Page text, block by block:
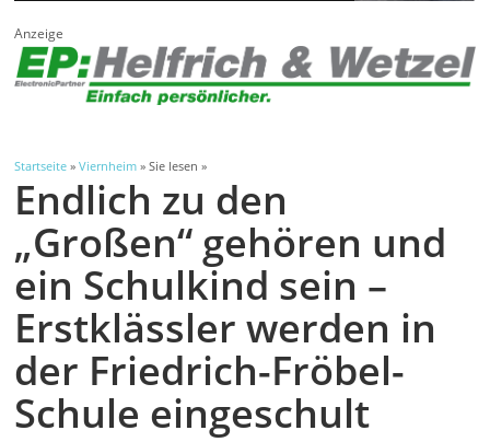
Anzeige
Startseite »Viernheim » Sie lesen »
Endlich zu den
„Großen“ gehören und
ein Schulkind sein –
Erstklässler werden in
der Friedrich-Fröbel-
Schule eingeschult